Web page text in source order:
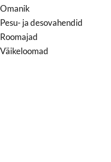
Omanik
Pesu- ja desovahendid
Roomajad
Väikeloomad